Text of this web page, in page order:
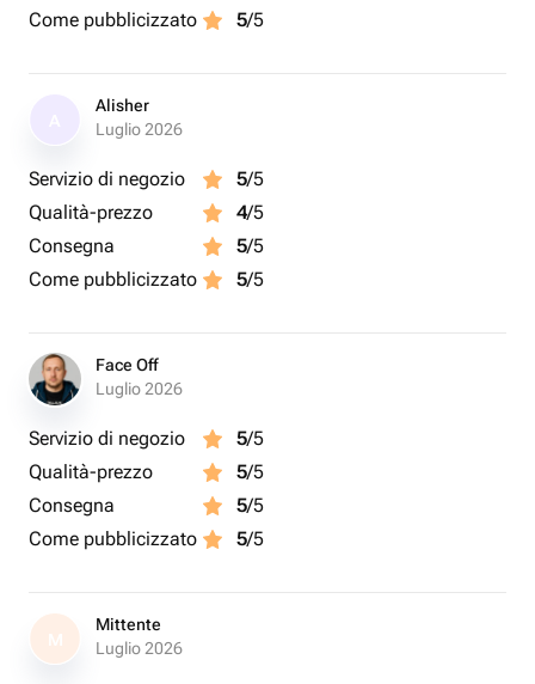
Come pubblicizzato
5/5
Alisher
Luglio 2026
Servizio di negozio 5/5
Qualità-prezzo
4/5
Consegna
5/5
Come pubblicizzato
5/5
Face Off
Luglio 2026
Servizio di negozio 5/5
Qualità-prezzo
5/5
Consegna
5/5
Come pubblicizzato
5/5
M
Mittente
Luglio 2026